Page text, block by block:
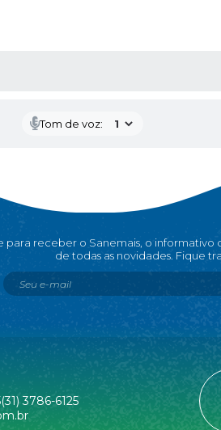
Tom de voz:
(31) 3786-6125
para receber o Sanemais, o informativo
de todas as novidades. Fique